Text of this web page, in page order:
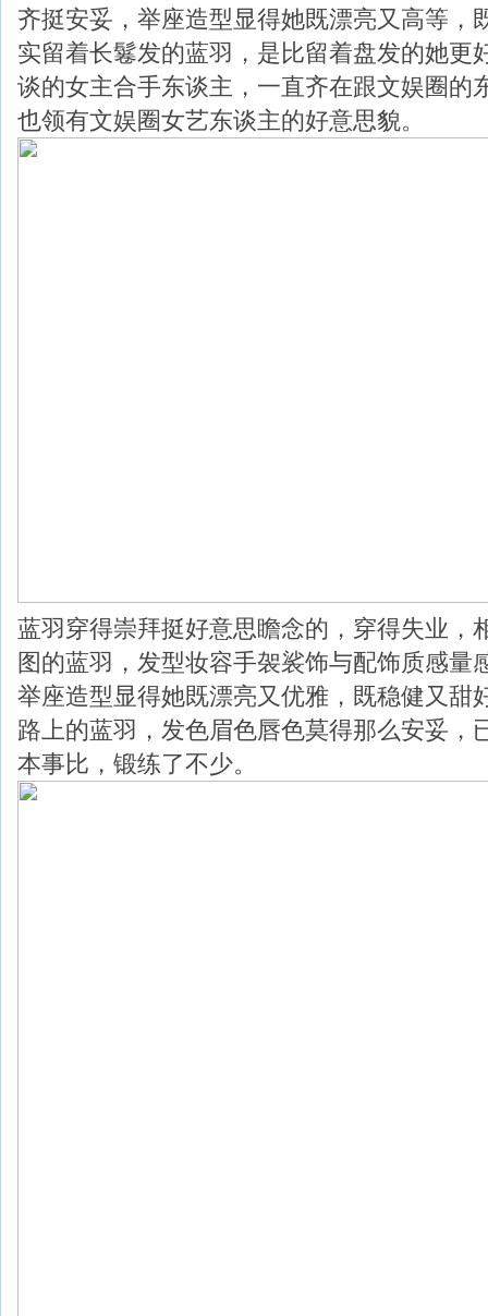
齐挺安妥，举座造型显得她既漂亮又高等，
实留着长鬈发的蓝羽，是比留着盘发的她更
谈的女主合手东谈主，一直齐在跟文娱圈的
也领有文娱圈女艺东谈主的好意思貌。
蓝羽穿得崇拜挺好意思瞻念的，穿得失业，
图的蓝羽，发型妆容手袈裟饰与配饰质感量
举座造型显得她既漂亮又优雅，既稳健又甜
路上的蓝羽，发色眉色唇色莫得那么安妥，
本事比，锻练了不少。